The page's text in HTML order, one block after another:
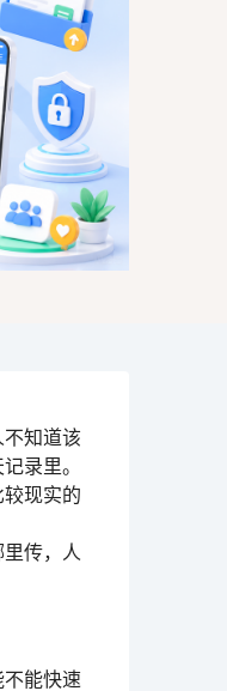
知道该
录里。
现实的
传，人
不能快速